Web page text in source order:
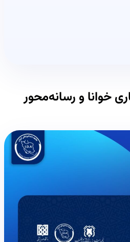
خوانا و رسانه‌محور